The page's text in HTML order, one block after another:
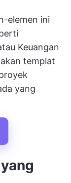
elemen ini
Keuangan
templat
yang